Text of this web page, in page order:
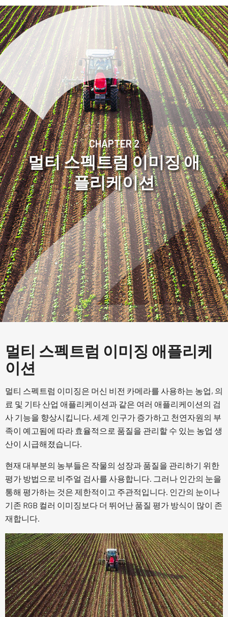
CHAPTER 2
멀티 스펙트럼 이미징 애
플리케이션
멀티 스펙트럼 이미징 애플리케
이션
멀티 스펙트럼 이미징은 머신 비전 카메라를 사용하는 농업, 의
료 및 기타 산업 애플리케이션과 같은 여러 애플리케이션의 검
사 기능을 향상시킵니다. 세계 인구가 증가하고 천연자원의 부
족이 예고됨에 따라 효율적으로 품질을 관리할 수 있는 농업 생
산이 시급해졌습니다.
현재 대부분의 농부들은 작물의 성장과 품질을 관리하기 위한
평가 방법으로 비주얼 검사를 사용합니다. 그러나 인간의 눈을
통해 평가하는 것은 제한적이고 주관적입니다. 인간의 눈이나
기존 RGB 컬러 이미징보다 더 뛰어난 품질 평가 방식이 많이 존
재합니다.